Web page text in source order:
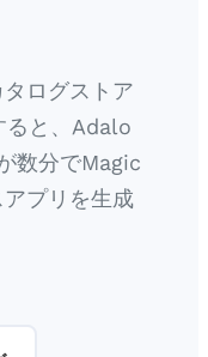
ログストア
ると、Adalo
数分でMagic
プリを生成